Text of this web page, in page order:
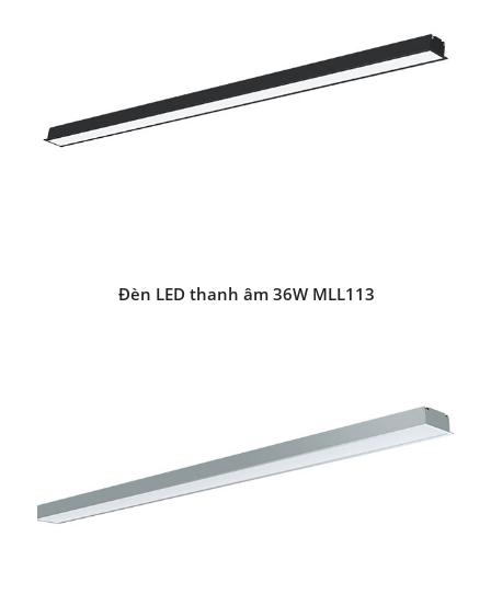
Đèn LED thanh âm 36W MLL113